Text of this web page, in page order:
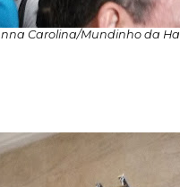
Carolina/Mundinho da